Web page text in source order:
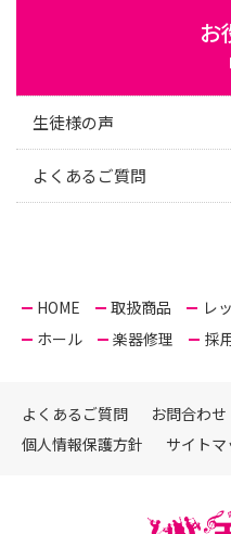
お
生徒様の声
よくあるご質問
HOME 取扱商品 レ
ホール
楽器修理 採
よくあるご質問 お問合わせ
個人情報保護方針
サイト